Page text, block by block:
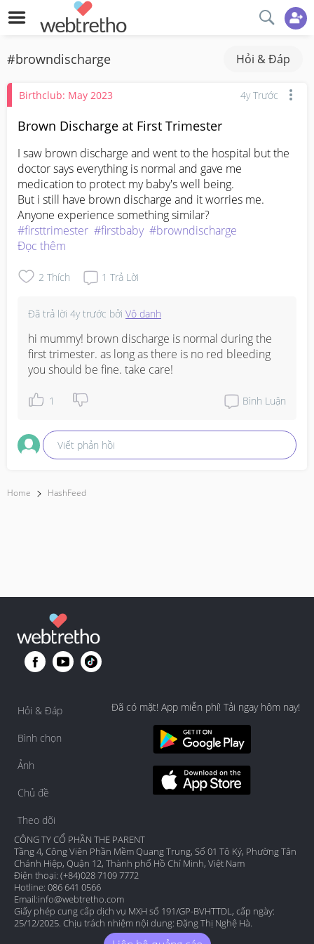
#browndischarge Hỏi & Đáp
Birthclub: May 2023 4y Trước
Brown Discharge at First Trimester
I saw brown discharge and went to the hospital but the
doctor says everything is normal and gave me
medication to protect my baby's well being.
But i still have brown discharge and it worries me.
#firsttrimester #firstbaby #browndischarge
Đọc thêm
2 Thích 1 Trả Lời
Đã trả lời 4y trước bởi Vô danh
hi mummy! brown discharge is normal during the
first trimester. as long as there is no red bleeding
you should be fine. take care!
1 Bình Luận
Viết phản hồi
Home HashFeed
Hỏi & Đáp
Bình chọn
Ảnh
Chủ đề
Theo dõi
Đã có mặt! App miễn phí! Tải ngay hôm nay!
CÔNG TY CỔ PHẦN THE PARENT
Tầng 4, Công Viên Phần Mềm Quang Trung, Số 01 Tô Ký, Phường Tân
Chánh Hiệp, Quận 12, Thành phố Hồ Chí Minh, Việt Nam
Điện thoại: (+84)028 7109 7772
Hotline: 086 641 0566
Email:info@webtretho.com
Giấy phép cung cấp dịch vụ MXH số 191/GP-BVHTTDL, cấp ngày:
25/12/2025. Chịu trách nhiệm nội dung: Đặng Thị Nghệ Hà.